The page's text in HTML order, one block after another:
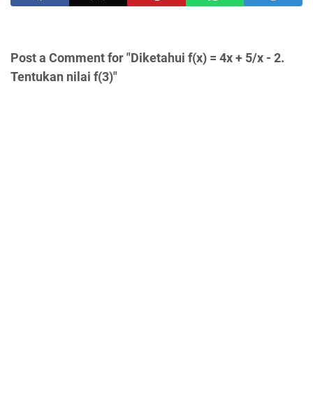
Post a Comment for "Diketahui f(x) = 4x + 5/x - 2.
Tentukan nilai f(3)"